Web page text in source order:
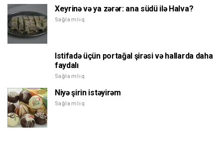
Xeyrinə və ya zərər: ana südü ilə Halva?
Sağlamlıq
Istifadə üçün portağal şirəsi və hallarda daha
faydalı
Sağlamlıq
Niyə şirin istəyirəm
Sağlamlıq